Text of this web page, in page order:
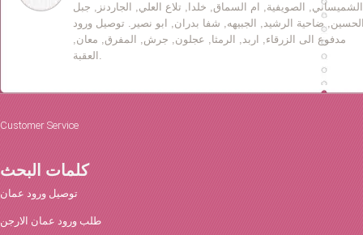
الشميساني, الصويفية, ام السماق, خلدا, تلاع العلي, الجاردنز, جبل
ضاحية الرشيد, الجبيهه, شفا بدران, ابو نصير. توصيل ورود
مدفوع الى الزرقاء, اربد, الرمثا, عجلون, جرش, المفرق, معان,
Customer Service
كلمات البحث
توصيل ورود عمان
طلب ورود عمان الارجن